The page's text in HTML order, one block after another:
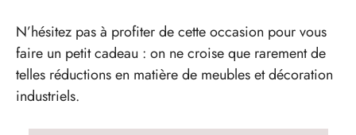
N’hésitez pas à profiter de cette occasion pour vous
faire un petit cadeau : on ne croise que rarement de
telles réductions en matière de meubles et décoration
industriels.